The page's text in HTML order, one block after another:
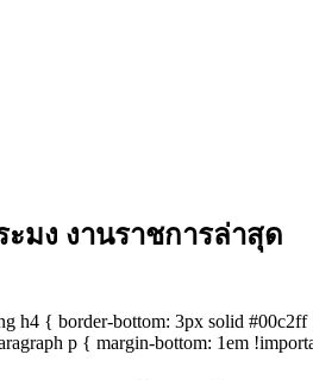
มง งานราชการล่าสุด
h4 { border-bottom: 3px solid
p { margin-bottom: 1em